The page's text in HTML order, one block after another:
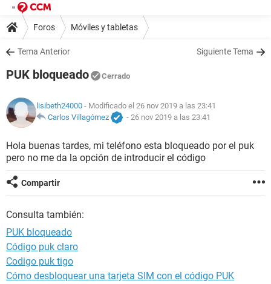
Foros Móviles y tabletas
Tema Anterior Siguiente Tema
PUK bloqueado Cerrado
lisibeth24000 - Modificado el 26 nov 2019 a las 23:41
Carlos Villagómez
- 26 nov 2019 a las 23:41
Hola buenas tardes, mi teléfono esta bloqueado por el puk
pero no me da la opción de introducir el código
Compartir
Consulta también:
PUK bloqueado
Código puk claro
Codigo puk tigo
Cómo desbloquear una tarjeta SIM con el código PUK